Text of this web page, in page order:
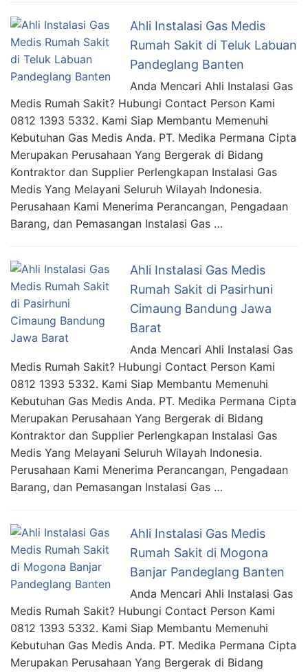
Ahli Instalasi Gas Medis
Rumah Sakit di Teluk Labuan
Pandeglang Banten
Anda Mencari Ahli Instalasi Gas
Medis Rumah Sakit? Hubungi Contact Person Kami
0812 1393 5332. Kami Siap Membantu Memenuhi
Kebutuhan Gas Medis Anda. PT. Medika Permana Cipta
Merupakan Perusahaan Yang Bergerak di Bidang
Kontraktor dan Supplier Perlengkapan Instalasi Gas
Medis Yang Melayani Seluruh Wilayah Indonesia.
Perusahaan Kami Menerima Perancangan, Pengadaan
Barang, dan Pemasangan Instalasi Gas …
Ahli Instalasi Gas Medis
Rumah Sakit di Pasirhuni
Cimaung Bandung Jawa
Barat
Anda Mencari Ahli Instalasi Gas
Medis Rumah Sakit? Hubungi Contact Person Kami
0812 1393 5332. Kami Siap Membantu Memenuhi
Kebutuhan Gas Medis Anda. PT. Medika Permana Cipta
Merupakan Perusahaan Yang Bergerak di Bidang
Kontraktor dan Supplier Perlengkapan Instalasi Gas
Medis Yang Melayani Seluruh Wilayah Indonesia.
Perusahaan Kami Menerima Perancangan, Pengadaan
Barang, dan Pemasangan Instalasi Gas …
Ahli Instalasi Gas Medis
Rumah Sakit di Mogona
Banjar Pandeglang Banten
Anda Mencari Ahli Instalasi Gas
Medis Rumah Sakit? Hubungi Contact Person Kami
0812 1393 5332. Kami Siap Membantu Memenuhi
Kebutuhan Gas Medis Anda. PT. Medika Permana Cipta
Merupakan Perusahaan Yang Bergerak di Bidang